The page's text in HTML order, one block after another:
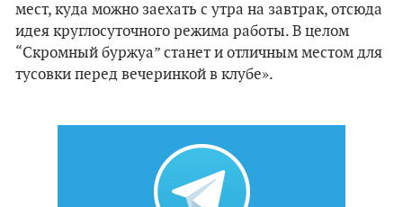
мест, куда можно заехать с утра на завтрак, отсюда
идея круглосуточного режима работы. В целом
“Скромный буржуа” станет и отличным местом для
тусовки перед вечеринкой в клубе».